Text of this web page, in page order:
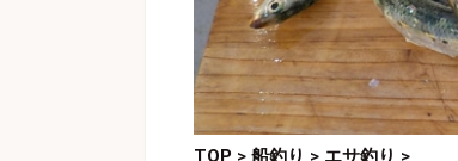
TOP > 船釣り > エサ釣り >